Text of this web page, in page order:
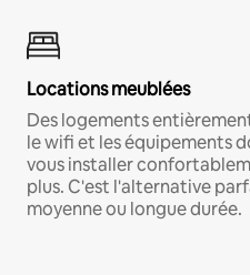
Locations meublées
Des logements
le wifi et les équipements
vous installer
plus. C'est l'alternative
moyenne ou longue durée.